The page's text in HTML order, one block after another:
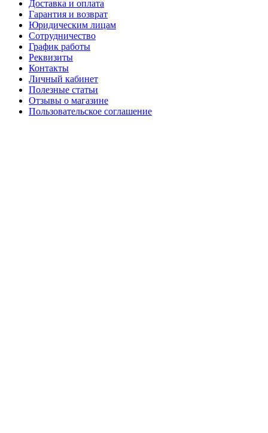
Доставка и оплата
Гарантия и возврат
Юридическим лицам
Сотрудничество
График работы
Реквизиты
Контакты
Личный кабинет
Полезные статьи
Отзывы о магазине
Пользовательское соглашение